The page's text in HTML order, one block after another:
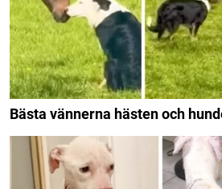
Bästa vännerna hästen och